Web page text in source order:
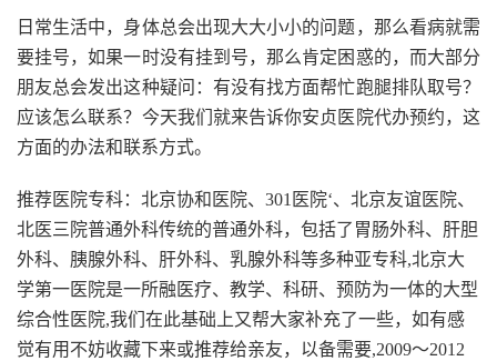
日常生活中，身体总会出现大大小小的问题，那么看病就需
要挂号，如果一时没有挂到号，那么肯定困惑的，而大部分
朋友总会发出这种疑问：有没有找方面帮忙跑腿排队取号？
应该怎么联系？今天我们就来告诉你安贞医院代办预约，这
方面的办法和联系方式。
推荐医院专科：北京协和医院、301医院‘、北京友谊医院、
北医三院普通外科传统的普通外科，包括了胃肠外科、肝胆
外科、胰腺外科、肝外科、乳腺外科等多种亚专科,北京大
学第一医院是一所融医疗、教学、科研、预防为一体的大型
综合性医院,我们在此基础上又帮大家补充了一些，如有感
觉有用不妨收藏下来或推荐给亲友，以备需要,2009～2012